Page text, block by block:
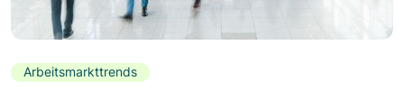
Arbeitsmarkttrends